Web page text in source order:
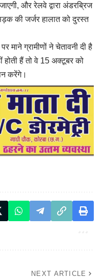
और रेलवे द्वारा अंडरब्रिज
की जर्जर हालात को दुरस्त
माने ग्रामीणों ने चेतावनी दी है
होती हैं तो वे 15 अक्टूबर को
करेंगे।
NEXT ARTICLE